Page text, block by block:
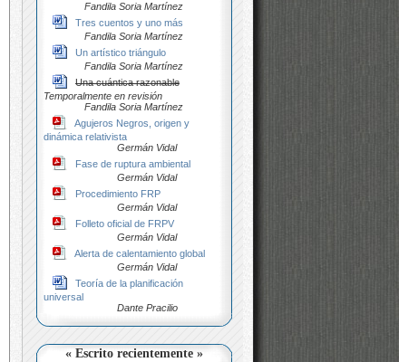
Fandila Soria Martínez
Tres cuentos y uno más
Fandila Soria Martínez
Un artístico triángulo
Fandila Soria Martínez
Una cuántica razonable
Temporalmente en revisión
Fandila Soria Martínez
Agujeros Negros, origen y
dinámica relativista
Germán Vidal
Fase de ruptura ambiental
Germán Vidal
Procedimiento FRP
Germán Vidal
Folleto oficial de FRPV
Germán Vidal
Alerta de calentamiento global
Germán Vidal
Teoría de la planificación
universal
Dante Pracilio
« Escrito recientemente »